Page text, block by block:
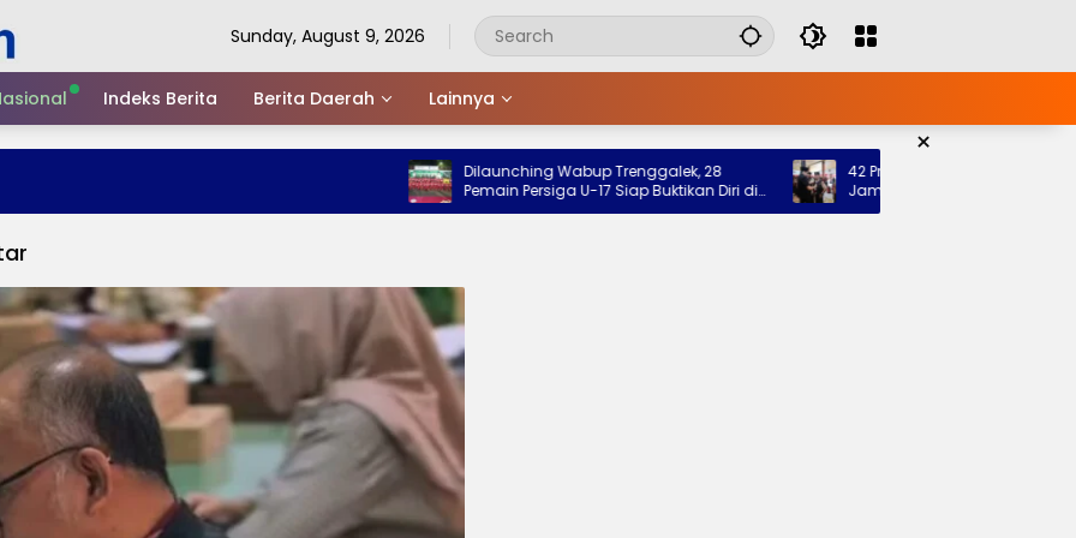
Sunday, August 9, 2026
Indeks Berita Berita Daerah Lainnya
×
Dilaunching Wabup Trenggalek, 28
Pemain Persiga U-17 Siap Buktikan Diri di
Piala Suratin
42 Pramuka Trenggalek Berangkat ke
Jamnas 2026, Wabup Titip Pesan
Nama Baik Daerah